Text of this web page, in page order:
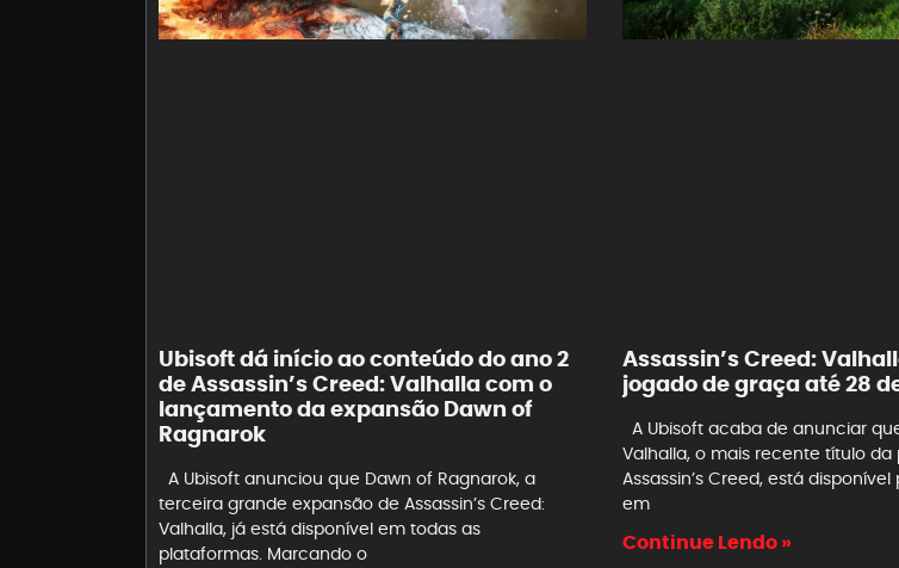
Ubisoft dá início ao conteúdo do ano 2
de Assassin’s Creed: Valhalla com o
lançamento da expansão Dawn of
Ragnarok
A Ubisoft anunciou que Dawn of Ragnarok, a
terceira grande expansão de Assassin’s Creed:
Valhalla, já está disponível em todas as
plataformas. Marcando o
Assassin’s Creed:
jogado de graça até 28
A Ubisoft acaba de anunciar
Valhalla, o mais recente título
Assassin’s Creed, está
em
Continue Lendo »